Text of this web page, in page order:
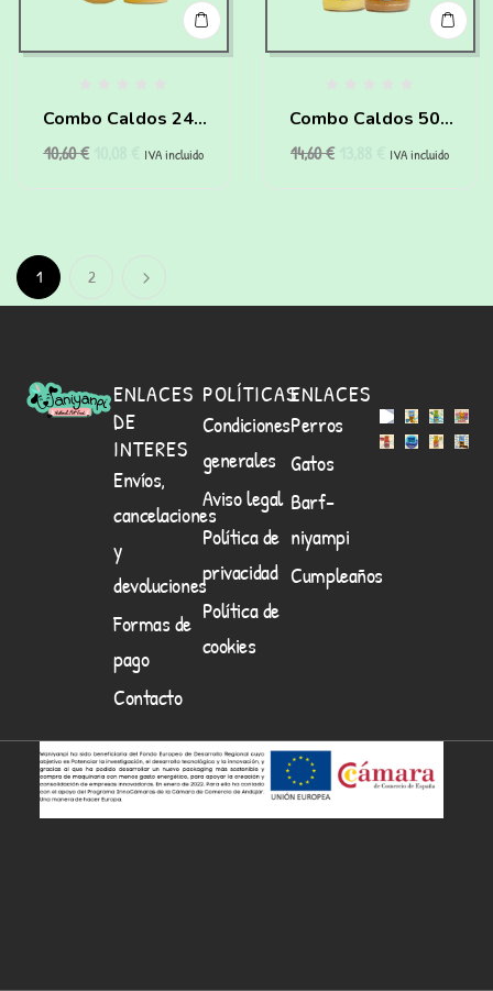
Combo Caldos 240
10,60€ IVA incluido
Combo Caldos 500
14,60€ IVA incluido
1 2
ENLACES
DE
INTERES
Envíos,
cancelaciones
y
devoluciones
Formas de
pago
Contacto
POLÍTICAS
Condiciones
generales
Aviso legal
Política de
privacidad
Política de
cookies
ENLACES
Perros
Gatos
Barf-
niyampi
Cumpleaños